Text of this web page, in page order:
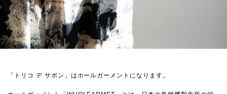
「トリコ デ サボン」はホールガーメントになります。